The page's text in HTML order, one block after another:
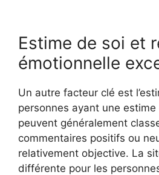
Estime de soi et
émotionnelle
Un autre facteur clé est
personnes ayant une
peuvent généralement
commentaires positifs ou
relativement objective. La
différente pour les